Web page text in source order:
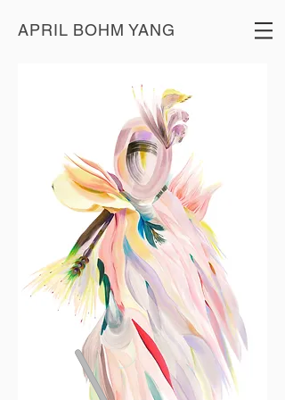
APRIL BOHM YANG